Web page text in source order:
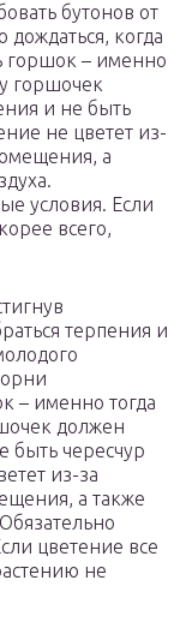
бутонов от
когда
горшок – именно
горшочек
и не быть
не цветет из-
а
условия. Если
всего,
терпения и
– именно тогда
должен
быть чересчур
из-за
а также
цветение все
не